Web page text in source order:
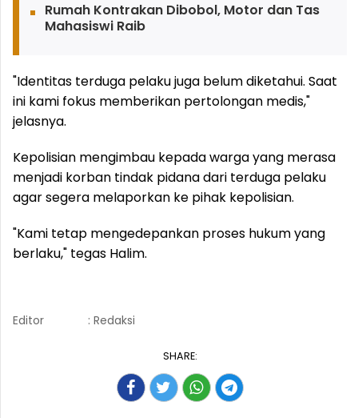
Rumah Kontrakan Dibobol, Motor dan Tas
Mahasiswi Raib
"Identitas terduga pelaku juga belum diketahui. Saat
ini kami fokus memberikan pertolongan medis,"
jelasnya.
Kepolisian mengimbau kepada warga yang merasa
menjadi korban tindak pidana dari terduga pelaku
agar segera melaporkan ke pihak kepolisian.
"Kami tetap mengedepankan proses hukum yang
berlaku," tegas Halim.
Editor : Redaksi
SHARE: